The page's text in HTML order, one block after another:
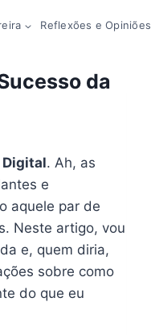
Reflexões e Opiniões
da
Digital. Ah, as
e
aquele par de
Neste artigo, vou
e, quem diria,
sobre como
do que eu